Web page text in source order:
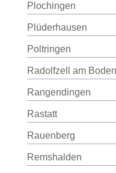
Plochingen
Plüderhausen
Poltringen
Radolfzell am
Rangendingen
Rastatt
Rauenberg
Remshalden